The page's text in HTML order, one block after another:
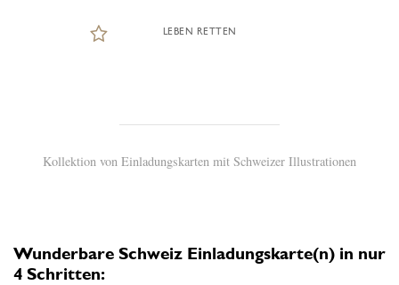
LEBEN RETTEN
Kollektion von Einladungskarten mit Schweizer Illustrationen
Wunderbare Schweiz Einladungskarte(n) in nur
4 Schritten: